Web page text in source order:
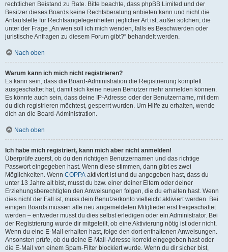
rechtlichen Beistand zu Rate. Bitte beachte, dass phpBB Limited und der
Besitzer dieses Boards keine Rechtsberatung anbieten kann und nicht die
Anlaufstelle für Rechtsangelegenheiten jeglicher Art ist; außer solchen, die
unter der Frage „An wen soll ich mich wenden, falls es Beschwerden oder
juristische Anfragen zu diesem Forum gibt?“ behandelt werden.
Nach oben
Warum kann ich mich nicht registrieren?
Es kann sein, dass die Board-Administration die Registrierung komplett
ausgeschaltet hat, damit sich keine neuen Benutzer mehr anmelden können.
Es könnte auch sein, dass deine IP-Adresse oder der Benutzername, mit dem
du dich registrieren möchtest, gesperrt wurden. Um Hilfe zu erhalten, wende
dich an die Board-Administration.
Nach oben
Ich habe mich registriert, kann mich aber nicht anmelden!
Überprüfe zuerst, ob du den richtigen Benutzernamen und das richtige
Passwort eingegeben hast. Wenn diese stimmen, dann gibt es zwei
Möglichkeiten. Wenn COPPA aktiviert ist und du angegeben hast, dass du
unter 13 Jahre alt bist, musst du bzw. einer deiner Eltern oder deiner
Erziehungsberechtigten den Anweisungen folgen, die du erhalten hast. Wenn
dies nicht der Fall ist, muss dein Benutzerkonto vielleicht aktiviert werden. Bei
einigen Boards müssen alle neu angemeldeten Mitglieder erst freigeschaltet
werden – entweder musst du dies selbst erledigen oder ein Administrator. Bei
der Registrierung wurde dir mitgeteilt, ob eine Aktivierung nötig ist oder nicht.
Wenn du eine E-Mail erhalten hast, folge den dort enthaltenen Anweisungen.
Ansonsten prüfe, ob du deine E-Mail-Adresse korrekt eingegeben hast oder
die E-Mail von einem Spam-Filter blockiert wurde. Wenn du dir sicher bist,